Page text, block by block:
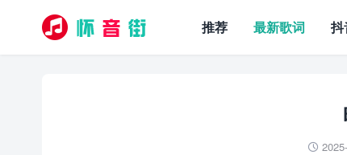
推荐 最新歌词 抖
